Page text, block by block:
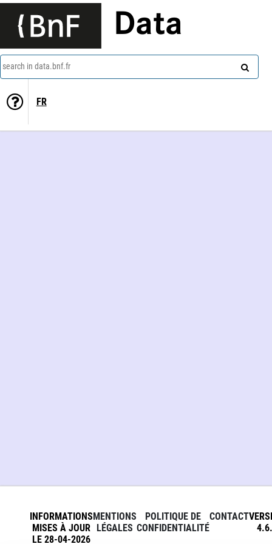
Data
search in data.bnf.fr
FR
INFORMATIONS
MISES À JOUR
LE 28-04-2026
MENTIONS
LÉGALES
POLITIQUE DE
CONFIDENTIALITÉ
CONTACT